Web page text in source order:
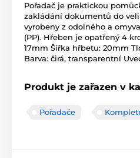
Pořadač je praktickou
zakládání dokumentů do
vyrobeny z odolného a
(PP). Hřeben je opatřený 4
17mm Šířka hřbetu: 20mm
Barva: čirá, transparentní
Produkt je zařazen v
Pořadače